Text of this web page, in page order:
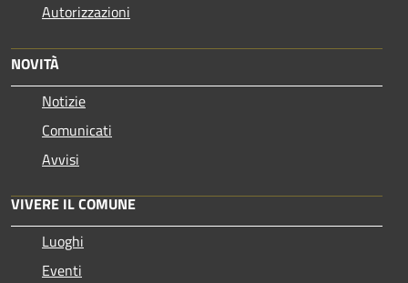
Autorizzazioni
NOVITÀ
Notizie
Comunicati
Avvisi
VIVERE IL COMUNE
Luoghi
Eventi